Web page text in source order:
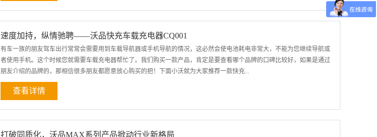
需求。现如今，产品已经陆续上市，今天我们来看一下移动电源系列产品。作为国内知名配件品牌的沃品，一直以过硬的产
首先我们来了解一下R系列的新品的设计理念，R系列移动电源主要包含R16、R10Q、R18Q三款型号。其秉持极简的设计理
念，抛弃一切繁冗元素，回归纯粹自然，如水晶般晶莹，典雅有余。这也是沃品秉承初衷，做好好产品的核心理念。-R16水
晶魔方--R18Q超薄快充-二、令人称道的外观工艺电源外壳均采用钢琴烤漆工艺，使之更加耐磨耐刮耐脏，手感也更好。全
机身圆润流畅，有效避免了边缘锋利而造成的割手感。而优雅的圆角握在掌中更加舒适，兼具美感与实用性。-R16水晶魔
方-...
速度加持，纵情驰聘——沃品快充车载充电器CQ001
有车一族的朋友驾车出行常常会需要用到车载导航器或手机导航的情况，这必然会使电池耗电非常大，不能为您继续导航或
者使用手机。这个时候您就需要车载充电器帮忙了。我们购买一款产品，肯定是要查看哪个品牌的口碑比较好，如果是通过
朋友介绍的品牌的，那相信很多朋友都愿意放心购买的把！下面小沃就为大家推荐一款快充...
查看详情
打破同质化，沃品MAX系列产品掀动行业新格局